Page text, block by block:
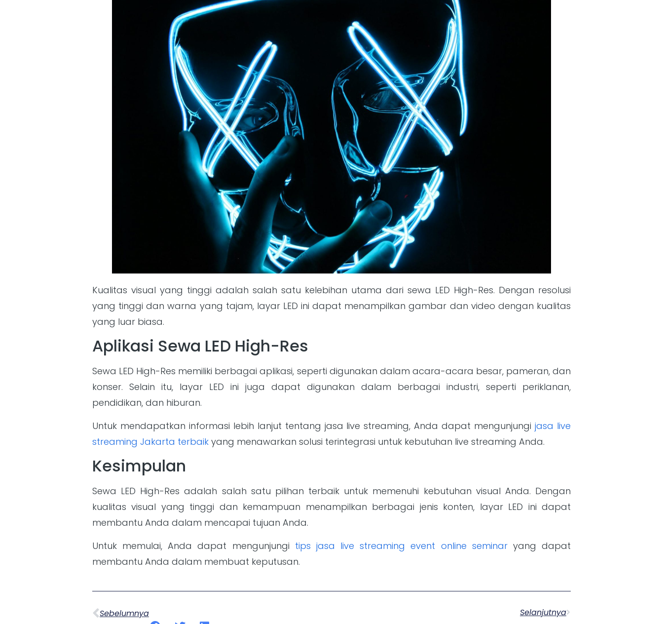
Kualitas visual yang tinggi adalah salah satu kelebihan utama dari sewa LED High-Res. Dengan resolusi
yang tinggi dan warna yang tajam, layar LED ini dapat menampilkan gambar dan video dengan kualitas
yang luar biasa.
Aplikasi Sewa LED High-Res
Sewa LED High-Res memiliki berbagai aplikasi, seperti digunakan dalam acara-acara besar, pameran, dan
konser. Selain itu, layar LED ini juga dapat digunakan dalam berbagai industri, seperti periklanan,
pendidikan, dan hiburan.
Untuk mendapatkan informasi lebih lanjut tentang jasa live streaming, Anda dapat mengunjungijasa live
streaming Jakarta terbaik yang menawarkan solusi terintegrasi untuk kebutuhan live streaming Anda.
Kesimpulan
Sewa LED High-Res adalah salah satu pilihan terbaik untuk memenuhi kebutuhan visual Anda. Dengan
kualitas visual yang tinggi dan kemampuan menampilkan berbagai jenis konten, layar LED ini dapat
membantu Anda dalam mencapai tujuan Anda.
Untuk memulai, Anda dapat mengunjungi tips jasa live streaming event online seminaryang dapat
membantu Anda dalam membuat keputusan.
Sebelumnya
Selanjutnya